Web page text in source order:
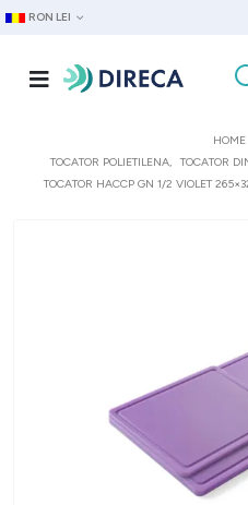
RON LEI
HOME
TOCATOR POLIETILENA, TOCATOR
TOCATOR HACCP GN 1/2 VIOLET